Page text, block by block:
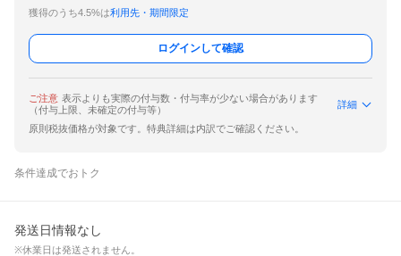
獲得のうち4.5%は利用先・期間限定
ログインして確認
ご注意 表示よりも実際の付与数・付与率が少ない場合があります
（付与上限、未確定の付与等）
詳細
原則税抜価格が対象です。特典詳細は内訳でご確認ください。
条件達成でおトク
発送日情報なし
※休業日は発送されません。